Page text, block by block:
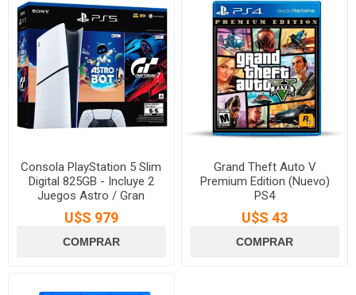
Consola PlayStation 5 Slim
Digital 825GB - Incluye 2
Juegos Astro / Gran
Turismo 7
U$S 979
Grand Theft Auto V
Premium Edition (Nuevo)
PS4
U$S 43